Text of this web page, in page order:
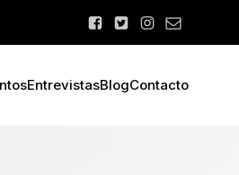
EntrevistasBlogContacto